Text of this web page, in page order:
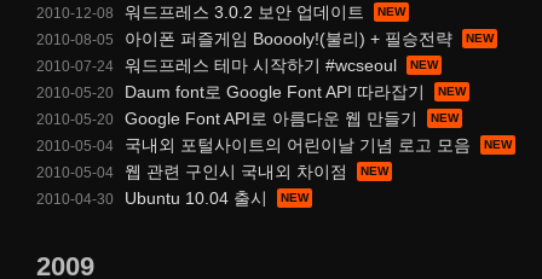
2010-12-08 워드프레스 3.0.2 보안 업데이트
2010-08-05 아이폰 퍼즐게임 Booooly!(불리) + 필승전략
2010-07-24 워드프레스 테마 시작하기 #wcseoul
2010-05-20 Daum font로 Google Font API 따라잡기
2010-05-20 Google Font API로 아름다운 웹 만들기
2010-05-04 국내외 포털사이트의 어린이날 기념 로고 모음
2010-05-04 웹 관련 구인시 국내외 차이점
2010-04-30 Ubuntu 10.04 출시
2009